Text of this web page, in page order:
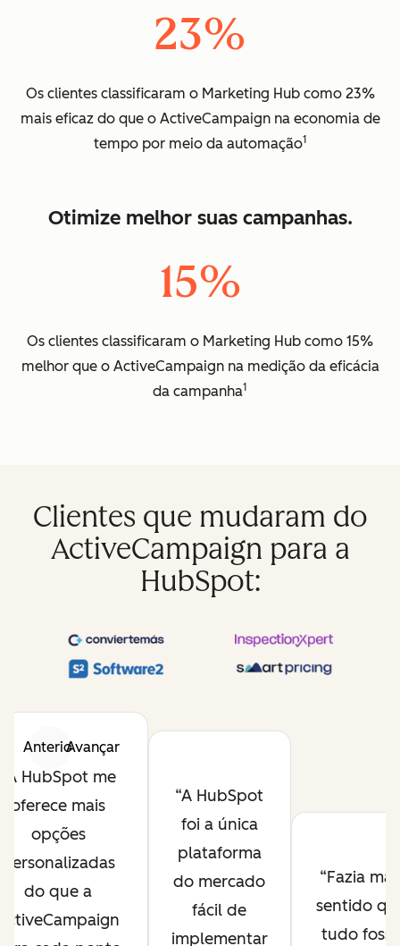
23%
Os clientes classificaram o Marketing Hub como 23%
mais eficaz do que o ActiveCampaign na economia de
tempo por meio da automação1
Otimize melhor suas campanhas.
15%
Os clientes classificaram o Marketing Hub como 15%
melhor que o ActiveCampaign na medição da eficácia
da campanha1
Clientes que mudaram do
ActiveCampaign para a
HubSpot:
AnteriorAvançar
A HubSpot me
oferece mais
opções
personalizadas
do que a
A HubSpot
foi a única
plataforma
do mercado
fácil de
implementar
Fazia
sentido
tudo fosse